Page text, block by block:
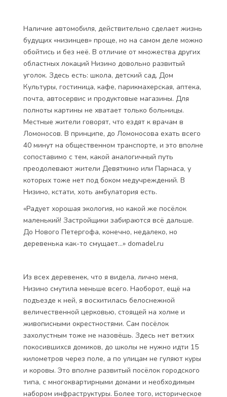
Наличие автомобиля, действительно сделает жизнь
будущих «низинцев» проще, но на самом деле можно
обойтись и без неё. В отличие от множества других
уголок. Здесь есть: школа, детский сад, Дом
Культуры, гостиница, кафе, парикмахерская, аптека,
почта, автосервис и продуктовые магазины. Для
полноты картины не хватает только больницы.
40 минут на общественном транспорте, и это вполне
сопоставимо с тем, какой аналогичный путь
преодолевают жители Девяткино или Парнаса, у
которых тоже нет под боком медучреждений. В
Низино, кстати, хоть амбулатория есть.
«Радует хорошая экология, но какой же посёлок
маленький! Застройщики забираются всё дальше.
До Нового Петергофа, конечно, недалеко, но
деревенька как-то смущает…» domadel.ru